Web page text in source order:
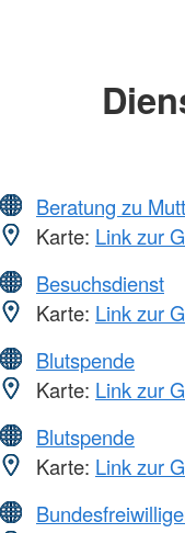
Beratung zu
Karte: Link zur
Besuchsdienst
Karte: Link zur
Blutspende
Karte: Link zur
Blutspende
Karte: Link zur